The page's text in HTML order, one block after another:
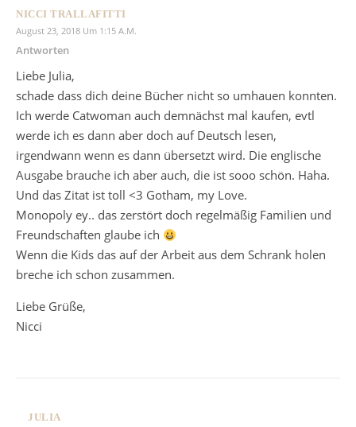
NICCI TRALLAFITTI
August 23, 2018 Um 1:15 A.m.
Antworten
Liebe Julia,
schade dass dich deine Bücher nicht so umhauen konnten.
Ich werde Catwoman auch demnächst mal kaufen, evtl
werde ich es dann aber doch auf Deutsch lesen,
irgendwann wenn es dann übersetzt wird. Die englische
Ausgabe brauche ich aber auch, die ist sooo schön. Haha.
Und das Zitat ist toll <3 Gotham, my Love.
Monopoly ey.. das zerstört doch regelmäßig Familien und
Freundschaften glaube ich
Wenn die Kids das auf der Arbeit aus dem Schrank holen
breche ich schon zusammen.
Liebe Grüße,
Nicci
JULIA